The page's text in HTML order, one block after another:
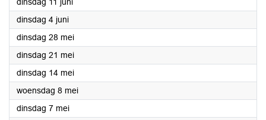
dinsdag 4 juni2024
dinsdag 28 mei2024
dinsdag 21 mei2024
dinsdag 14 mei2024
woensdag 8 mei2024
dinsdag 7 mei2024